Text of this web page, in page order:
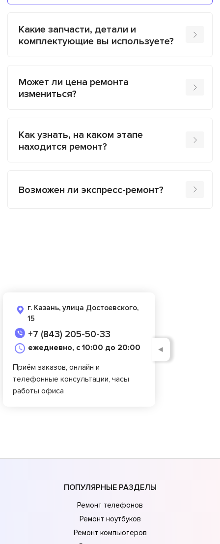
Какие запчасти, детали и
комплектующие вы используете?
Может ли цена ремонта
измениться?
Как узнать, на каком этапе
находится ремонт?
Возможен ли экспресс-ремонт?
г. Казань, улица Достоевского,
15
+7 (843) 205-50-33
ежедневно, с 10:00 до 20:00
Приём заказов, онлайн и
телефонные консультации, часы
работы офиса
◄
ПОПУЛЯРНЫЕ РАЗДЕЛЫ
Ремонт телефонов
Ремонт ноутбуков
Ремонт компьютеров